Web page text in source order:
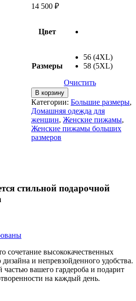
14 500 ₽
Цвет
Размеры
56 (4XL)
58 (5XL)
Очистить
Количество
товара
Пижама
ALLURE
от
3XL
розовая
В корзину
Категории: Большие размеры,
Домашняя одежда для
женщин, Женские пижамы,
Женские пижамы больших
размеров
стильной подарочной
сочетание высококачественных
и непревзойденного удобства.
вашего гардероба и подарит
на каждый день.